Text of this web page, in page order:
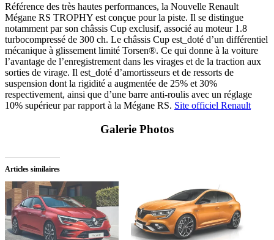
Référence des très hautes performances, la Nouvelle Renault
Mégane RS TROPHY est conçue pour la piste. Il se distingue
notamment par son châssis Cup exclusif, associé au moteur 1.8
turbocompressé de 300 ch. Le châssis Cup est_doté d’un différentiel
mécanique à glissement limité Torsen®. Ce qui donne à la voiture
l’avantage de l’enregistrement dans les virages et de la traction aux
sorties de virage. Il est_doté d’amortisseurs et de ressorts de
suspension dont la rigidité a augmentée de 25% et 30%
respectivement, ainsi que d’une barre anti-roulis avec un réglage
10% supérieur par rapport à la Mégane RS. Site officiel Renault
Galerie Photos
Articles similaires